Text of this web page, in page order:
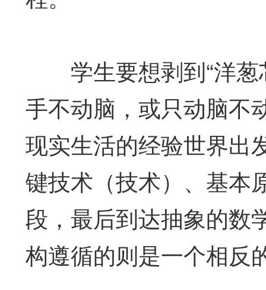
学生要想剥到“洋葱
手不动脑，或只动脑不
现实生活的经验世界出
键技术（技术）、基本
段，最后到达抽象的数
构遵循的则是一个相反